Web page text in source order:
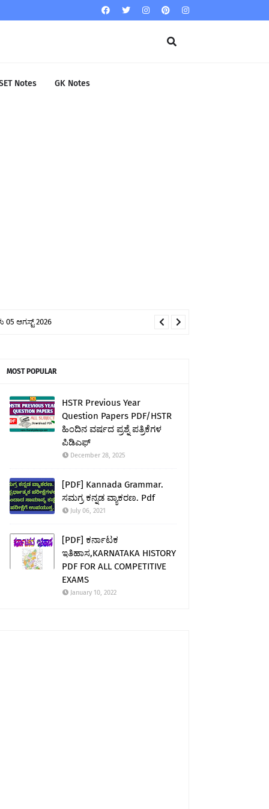
Notes GK Notes
05 ಆಗಸ್ಟ್ 2026
MOST POPULAR
HSTR Previous Year
Question Papers PDF/HSTR
ಹಿಂದಿನ ವರ್ಷದ ಪ್ರಶ್ನೆ ಪತ್ರಿಕೆಗಳ
ಪಿಡಿಎಫ್
December 28, 2025
[PDF] Kannada Grammar.
ಸಮಗ್ರ ಕನ್ನಡ ವ್ಯಾಕರಣ. Pdf
July 06, 2021
[PDF] ಕರ್ನಾಟಕ
ಇತಿಹಾಸ,KARNATAKA HISTORY
PDF FOR ALL COMPETITIVE
EXAMS
January 10, 2022